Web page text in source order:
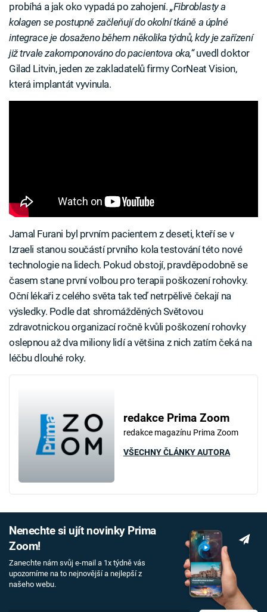
probíhá a jak oko vypadá po zahojení. „Fibroblasty a
kolagen se postupně začleňují do okolní tkáně a úplné
integrace je dosaženo během několika týdnů, kdy je zařízení
již trvale zakomponováno do pacientova oka,“uvedl doktor
Gilad Litvin, jeden ze zakladatelů firmy CorNeat Vision,
která implantát vyvinula.
Jamal Furani byl prvním pacientem z deseti, kteří se v
Izraeli stanou součástí prvního kola testování této nové
technologie na lidech. Pokud obstojí, pravděpodobně se
časem stane první volbou pro terapii poškození rohovky.
Oční lékaři z celého světa tak teď netrpělivě čekají na
výsledky. Podle dat shromážděných Světovou
zdravotnickou organizací ročně kvůli poškození rohovky
oslepnou až dva miliony lidí a většina z nich zatím čeká na
léčbu dlouhé roky.
redakce Prima Zoom
redakce magazínu Prima Zoom
VŠECHNY ČLÁNKY AUTORA
Nenechte si ujít novinky Prima
Zoom!
Zanechte nám svůj e-mail a 1x týdně vás
upozorníme na to nejnovější a nejlepší z
našeho webu.